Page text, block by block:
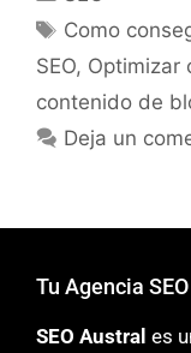
Como
SEO, Optimizar
contenido de
Deja un
Tu Agencia
SEO Austral es